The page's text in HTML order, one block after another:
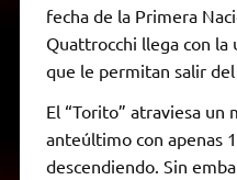
fecha de la Primera
Quattrocchi llega con la
que le permitan salir
El “Torito” atraviesa un
anteúltimo con apenas
descendiendo. Sin